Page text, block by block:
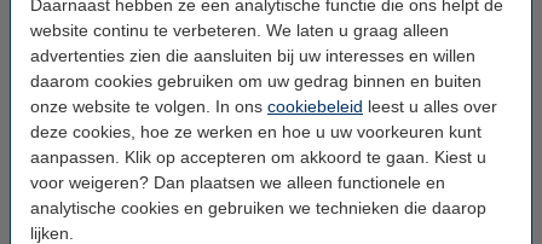
Daarnaast hebben ze een analytische functie die ons helpt de
website continu te verbeteren. We laten u graag alleen
advertenties zien die aansluiten bij uw interesses en willen
daarom cookies gebruiken om uw gedrag binnen en buiten
onze website te volgen. In ons cookiebeleid leest u alles over
deze cookies, hoe ze werken en hoe u uw voorkeuren kunt
aanpassen. Klik op accepteren om akkoord te gaan. Kiest u
voor weigeren? Dan plaatsen we alleen functionele en
analytische cookies en gebruiken we technieken die daarop
lijken.
Spoel buitendiameter: Ø 20,0 cm
Spoel binnendiameter: Ø 5,0 cm
Ons Artikelnr: DFE20103